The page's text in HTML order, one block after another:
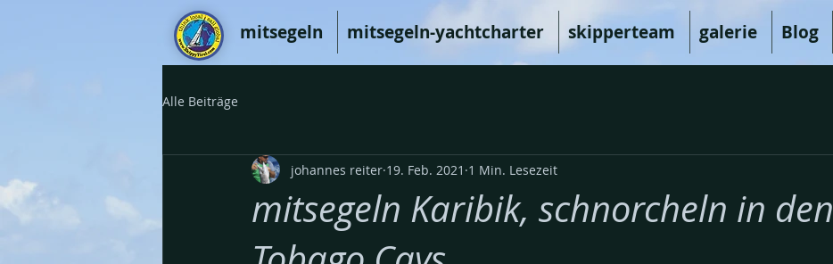
mitsegeln mitsegeln-yachtcharter skipperteam galerie Blog
Alle Beiträge
mitsegeln Karibik, schnorcheln in den
johannes reiter 19. Feb. 2021 1 Min. Lesezeit